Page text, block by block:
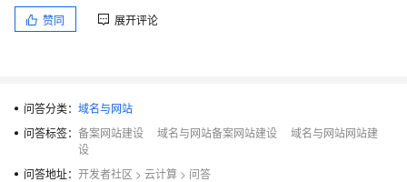
这里需要邮寄的资料网站建设方案书，是一定要吗？还是不
赞同 展开评论
问答分类： 域名与网站
问答标签： 备案网站建设 域名与网站备案网站建设
域名与网站网站建
设
问答地址： 开发者社区 > 云计算 > 问答